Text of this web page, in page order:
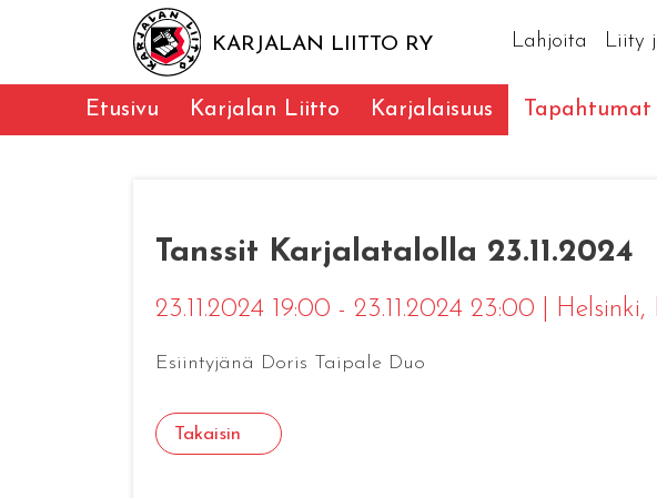
KARJALAN LIITTO RY Lahjoita Liity
Etusivu Karjalan Liitto Karjalaisuus Tapahtumat
Tanssit Karjalatalolla 23.11.2024
23.11.2024 19:00 - 23.11.2024 23:00 Helsinki,
Esiintyjänä Doris Taipale Duo
Takaisin